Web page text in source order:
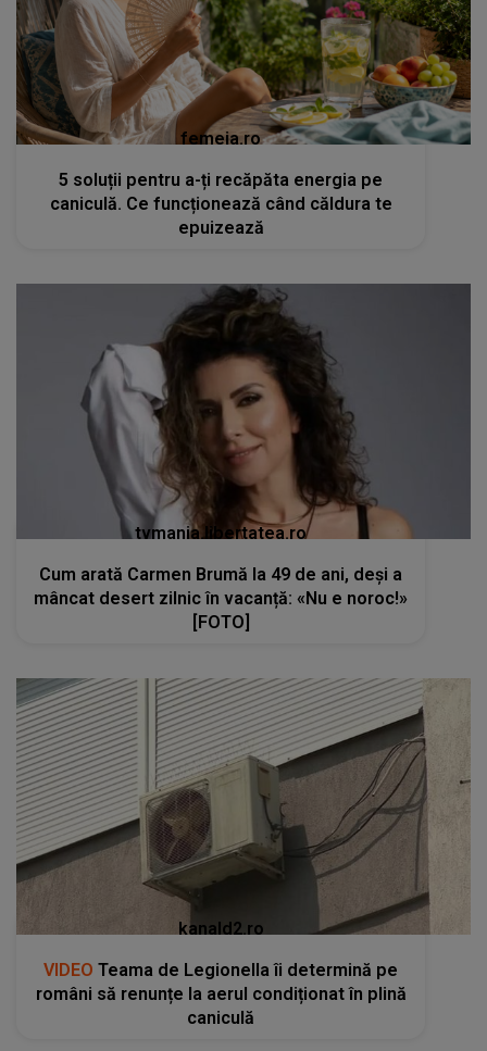
femeia.ro
5 soluții pentru a-ți recăpăta energia pe
caniculă. Ce funcționează când căldura te
epuizează
tvmania.libertatea.ro
Cum arată Carmen Brumă la 49 de ani, deși a
mâncat desert zilnic în vacanță: «Nu e noroc!»
[FOTO]
kanald2.ro
VIDEO Teama de Legionella îi determină pe
români să renunțe la aerul condiționat în plină
caniculă